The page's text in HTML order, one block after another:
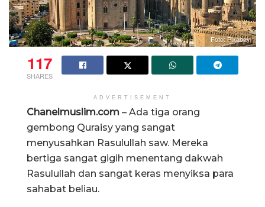
Foto: Pixabay
117
SHARES
ADVERTISEMENT
Chanelmuslim.com – Ada tiga orang
gembong Quraisy yang sangat
menyusahkan Rasulullah saw. Mereka
bertiga sangat gigih menentang dakwah
Rasulullah dan sangat keras menyiksa para
sahabat beliau.